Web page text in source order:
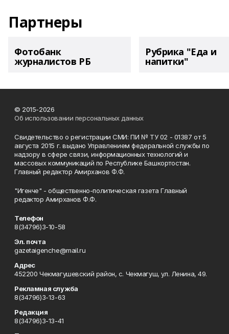
Партнеры
Фотобанк
журналистов РБ
Рубрика "Еда и
напитки"
© 2015-2026
Об использовании персональных данных
Свидетельство о регистрации СМИ: ПИ № ТУ 02 - 01387 от 5
августа 2015 г. выдано Управлением федеральной службы по
надзору в сфере связи, информационных технологий и
массовых коммуникаций по Республике Башкортостан.
Главный редактор Амирханов Ф.Ф.
"Игенче" - общественно-политическая газета Главный
редактор Амирханов Ф.Ф.
Телефон
8(34796)3-10-58
Эл. почта
gazetaigenche@mail.ru
Адрес
452200 Чекмагушевский район, с. Чекмагуш, ул. Ленина, 49.
Рекламная служба
8(34796)3-13-63
Редакция
8(34796)3-13-41